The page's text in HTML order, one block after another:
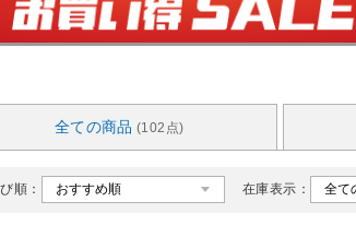
全ての商品 (102点)
順： 在庫表示：